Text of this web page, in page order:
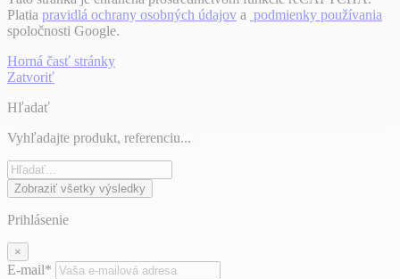
Platia pravidlá ochrany osobných údajov a podmienky používania
spoločnosti Google.
Horná časť stránky
Zatvoriť
Hľadať
Vyhľadajte produkt, referenciu...
Zobraziť všetky výsledky
Prihlásenie
×
E-mail*